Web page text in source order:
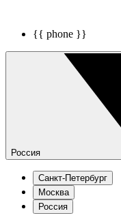
{{ phone }}
Россия
Санкт-Петербург
Москва
Россия